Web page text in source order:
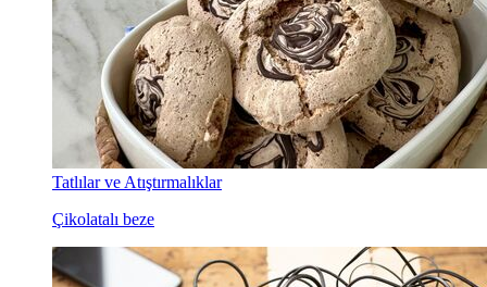
Tatlılar ve Atıştırmalıklar
Çikolatalı beze